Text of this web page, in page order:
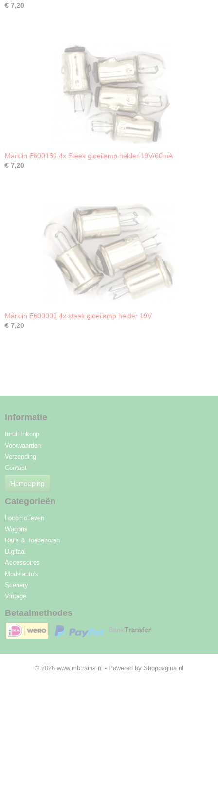
€ 7,20
Märklin E600150 4x Steek gloeilamp helder 19V/60mA
€ 7,20
Märklin E600000 4x steek gloeilamp helder 19V
€ 7,20
Informatie
Inruil Inkoop
Voorwaarden
Verzending
Contact
Herroeping
Categorieën
Locomotieven
Wagons
Rails & Toebehoren
Digitaal
Accessoires
Modelauto's
Scenery
Vintage
Betaalmethodes
© 2026 www.mbtrains.nl - Powered by Shoppagina.nl